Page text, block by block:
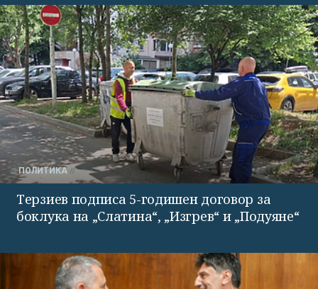
ПОЛИТИКА
Терзиев подписа 5-годишен договор за
боклука на „Слатина“, „Изгрев“ и „Подуяне“